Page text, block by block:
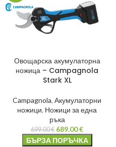
Овощарска акумулаторна
ножица – Campagnola
Stark XL
Campagnola, Акумулаторни
ножици, Ножици за една
ръка
699.00€ 689.00€
БЪРЗА ПОРЪЧКА